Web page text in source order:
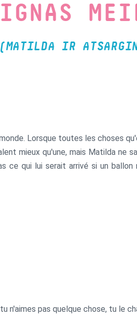
IR
Lorsque toutes les choses
mieux qu'une, mais Matilda
ce qui lui serait arrivé si un
n'aimes pas quelque chose, tu le